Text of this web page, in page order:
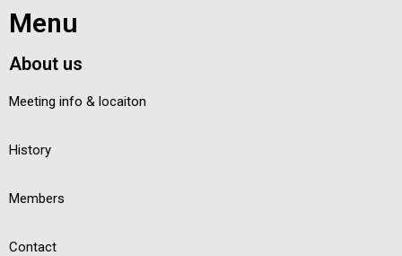
Menu
About us
Meeting info & locaiton
History
Members
Contact